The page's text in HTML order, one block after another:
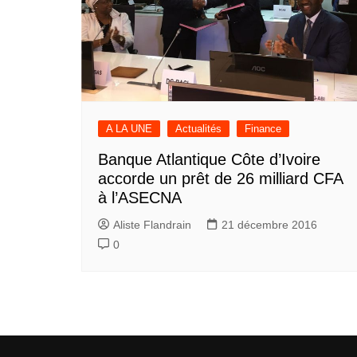
A LA UNE Actualités Finance
Banque Atlantique Côte d’Ivoire
accorde un prêt de 26 milliard CFA
à l’ASECNA
Aliste Flandrain
21 décembre 2016
0